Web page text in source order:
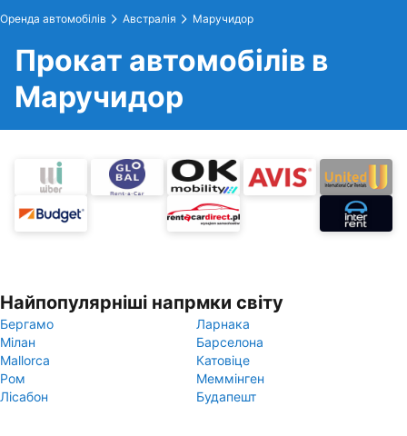
Оренда автомобілів Австралія Маручидор
Прокат автомобілів в
Маручидор
Найпопулярніші напрмки світу
Бергамо
Ларнака
Мілан
Барселона
Mallorca
Катовіце
Ром
Меммінген
Лісабон
Будапешт